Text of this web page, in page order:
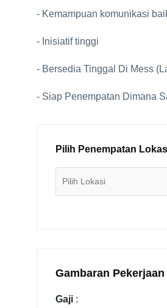
- Kemampuan komunikasi
- Inisiatif tinggi
- Bersedia Tinggal Di Mess
- Siap Penempatan Dimana
Pilih Penempatan
Gambaran Pekerjaan
Gaji :